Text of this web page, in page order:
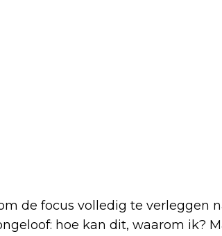
de focus volledig te verleggen
hoe kan dit, waarom ik?